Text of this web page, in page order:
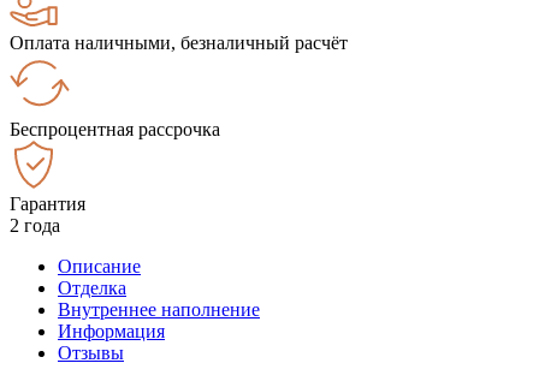
Оплата наличными, безналичный расчёт
Беспроцентная рассрочка
Гарантия
2 года
Описание
Отделка
Внутреннее наполнение
Информация
Отзывы